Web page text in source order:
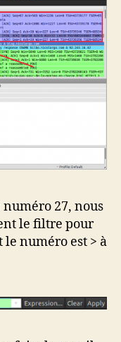
27, nous
le filtre pour
le numéro est > à